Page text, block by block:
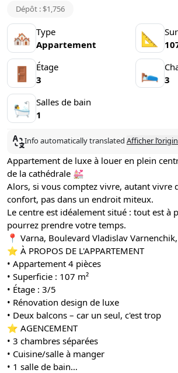
Dépôt : $1,756
🏘 Type
Appartement
📐
🚪
Étage
3
🛌 3
🛀 Salles de bain
1
Info automatically translated Afficher
Appartement de luxe à louer en plein
de la cathédrale 💒
Alors, si vous comptez vivre, autant vivre
confort, pas dans un endroit miteux.
Le centre est idéalement situé : tout est à
pourrez prendre votre temps.
📍 Varna, Boulevard Vladislav
⭐️ À PROPOS DE L'APPARTEMENT
• Appartement 4 pièces
• Superficie : 107 m²
• Étage : 3/5
• Rénovation design de luxe
• Deux balcons – car un seul, c'est trop
⭐️ AGENCEMENT
• 3 chambres séparées
• Cuisine/salle à manger
• 1 salle de bain